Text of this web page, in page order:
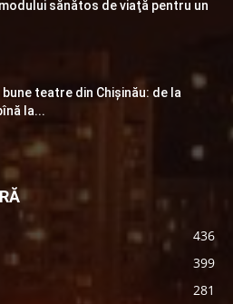
sănătos de viaţă pentru un
bune teatre din Chişinău: de la
la...
436
399
281